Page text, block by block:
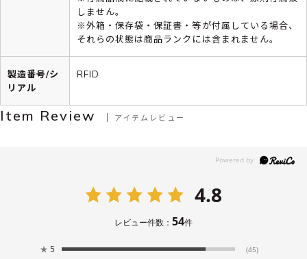
しません。
※外箱・保存袋・保証書・等が付属している場合、
それらの状態は商品ランクには含まれません。
製造番号/シ
リアル
RFID
Item Review アイテムレビュー
4.8
レビュー件数： 54件
★ 5 (45)